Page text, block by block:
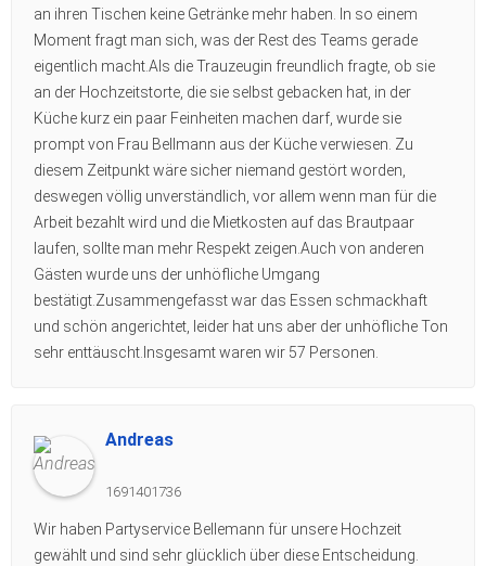
an ihren Tischen keine Getränke mehr haben. In so einem
Moment fragt man sich, was der Rest des Teams gerade
eigentlich macht.Als die Trauzeugin freundlich fragte, ob sie
an der Hochzeitstorte, die sie selbst gebacken hat, in der
Küche kurz ein paar Feinheiten machen darf, wurde sie
prompt von Frau Bellmann aus der Küche verwiesen. Zu
diesem Zeitpunkt wäre sicher niemand gestört worden,
deswegen völlig unverständlich, vor allem wenn man für die
Arbeit bezahlt wird und die Mietkosten auf das Brautpaar
laufen, sollte man mehr Respekt zeigen.Auch von anderen
Gästen wurde uns der unhöfliche Umgang
bestätigt.Zusammengefasst war das Essen schmackhaft
und schön angerichtet, leider hat uns aber der unhöfliche Ton
sehr enttäuscht.Insgesamt waren wir 57 Personen.
Andreas
1691401736
Wir haben Partyservice Bellemann für unsere Hochzeit
gewählt und sind sehr glücklich über diese Entscheidung.